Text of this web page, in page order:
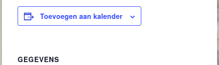
Toevoegen aan kalender
GEGEVENS